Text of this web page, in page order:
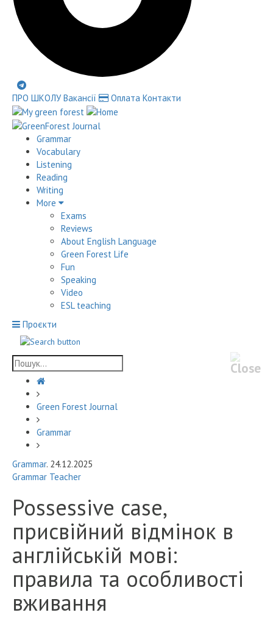
ПРО ШКОЛУ Вакансії Оплата Контакти
Grammar
Vocabulary
Listening
Reading
Writing
More
Exams
Reviews
About English Language
Green Forest Life
Fun
Speaking
Video
ESL teaching
Проєкти
Green Forest Journal
Grammar
Grammar. 24.12.2025
Grammar Teacher
Possessive case,
присвійний відмінок в
англійській мові:
правила та особливості
вживання